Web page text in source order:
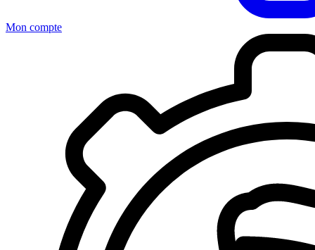
Mon compte